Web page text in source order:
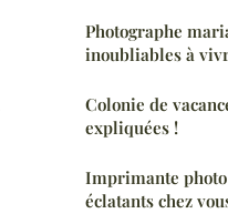
Photographe
inoubliables à
Colonie de
expliquées !
Imprimante
éclatants chez